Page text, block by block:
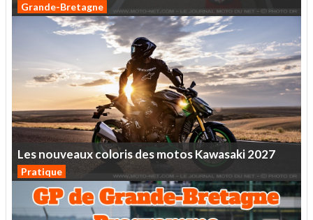
Grande-Bretagne
LesnouveauxcolorisdesmotosKawasaki2027
Pratique